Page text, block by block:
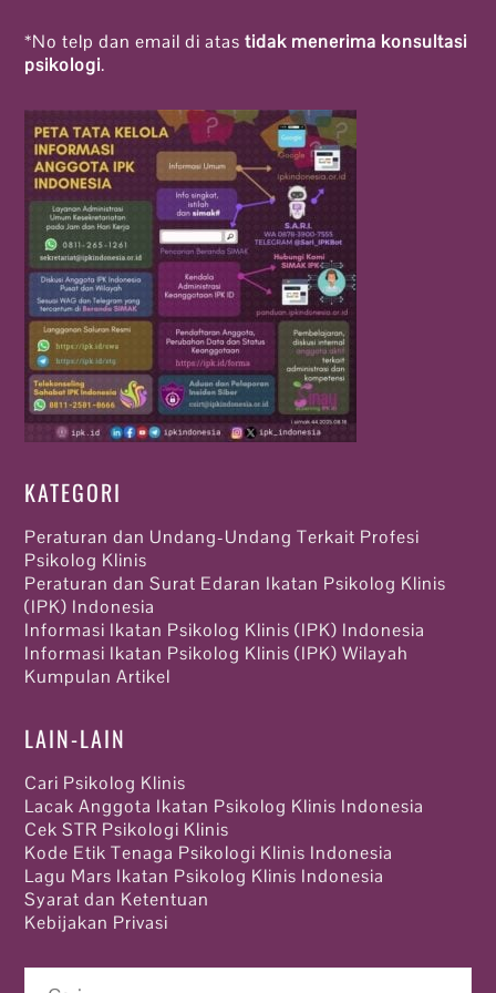
*No telp dan email di atastidak menerima konsultasi
psikologi.
KATEGORI
Peraturan dan Undang-Undang Terkait Profesi
Psikolog Klinis
Peraturan dan Surat Edaran Ikatan Psikolog Klinis
(IPK) Indonesia
Informasi Ikatan Psikolog Klinis (IPK) Indonesia
Informasi Ikatan Psikolog Klinis (IPK) Wilayah
Kumpulan Artikel
LAIN-LAIN
Cari Psikolog Klinis
Lacak Anggota Ikatan Psikolog Klinis Indonesia
Cek STR Psikologi Klinis
Kode Etik Tenaga Psikologi Klinis Indonesia
Lagu Mars Ikatan Psikolog Klinis Indonesia
Syarat dan Ketentuan
Kebijakan Privasi